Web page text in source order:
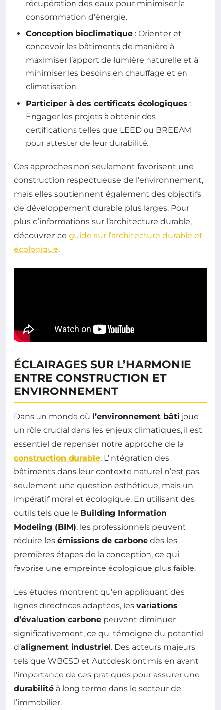
récupération des eaux pour minimiser la
consommation d’énergie.
Conception bioclimatique : Orienter et
concevoir les bâtiments de manière à
maximiser l’apport de lumière naturelle et à
minimiser les besoins en chauffage et en
climatisation.
Participer à des certificats écologiques :
Engager les projets à obtenir des
certifications telles que LEED ou BREEAM
pour attester de leur durabilité.
Ces approches non seulement favorisent une
construction respectueuse de l’environnement,
mais elles soutiennent également des objectifs
de développement durable plus larges. Pour
plus d’informations sur l’architecture durable,
découvrez ce guide sur l’architecture durable et
écologique.
ÉCLAIRAGES SUR L’HARMONIE
ENTRE CONSTRUCTION ET
ENVIRONNEMENT
Dans un monde où l’environnement bâti joue
un rôle crucial dans les enjeux climatiques, il est
essentiel de repenser notre approche de la
construction durable. L’intégration des
bâtiments dans leur contexte naturel n’est pas
seulement une question esthétique, mais un
impératif moral et écologique. En utilisant des
outils tels que le Building Information
Modeling (BIM), les professionnels peuvent
réduire les émissions de carbone dès les
premières étapes de la conception, ce qui
favorise une empreinte écologique plus faible.
Les études montrent qu’en appliquant des
lignes directrices adaptées, les variations
d’évaluation carbone peuvent diminuer
significativement, ce qui témoigne du potentiel
d’alignement industriel. Des acteurs majeurs
tels que WBCSD et Autodesk ont mis en avant
l’importance de ces pratiques pour assurer une
durabilité à long terme dans le secteur de
l’immobilier.